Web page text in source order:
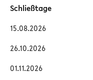
Schließtage
15.08.2026
26.10.2026
01.11.2026